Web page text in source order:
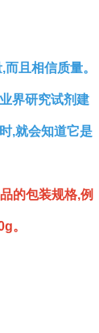
且相信质量。
界研究试剂建
,就会知道它是
的包装规格,例
。